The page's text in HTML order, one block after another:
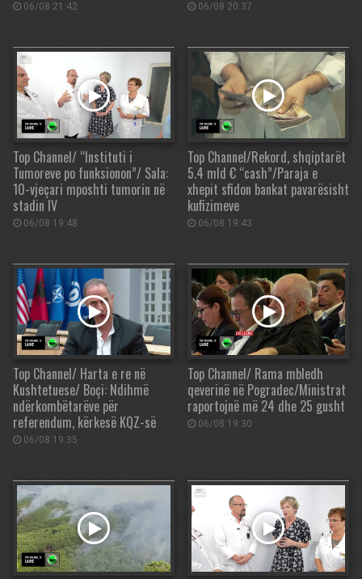
06/08 21:42 06/08 20:37
Top Channel/ “Instituti i
Tumoreve po funksionon”/ Sala:
10-vjeçari mposhti tumorin në
stadin IV
06/08 19:48
Top Channel/Rekord, shqiptarët
5.4 mld € “cash”/Paraja e
xhepit sfidon bankat pavarësisht
kufizimeve
06/08 19:43
Top Channel/ Harta e re në
Kushtetuese/ Boçi: Ndihmë
ndërkombëtarëve për
referendum, kërkesë KQZ-së
06/08 19:35
Top Channel/ Rama mbledh
qeverinë në Pogradec/Ministrat
raportojnë më 24 dhe 25 gusht
06/08 19:30